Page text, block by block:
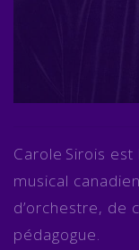
Carole Sirois
musical
d’orchestre, de
pédagogue.